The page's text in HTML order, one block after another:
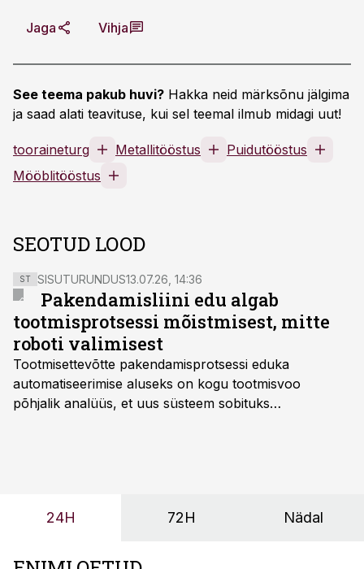
Jaga Vihja
See teema pakub huvi? Hakka neid märksõnu jälgima
ja saad alati teavituse, kui sel teemal ilmub midagi uut!
tooraineturg Metallitööstus
Puidutööstus
Mööblitööstus
SEOTUD LOOD
ST SISUTURUNDUS13.07.26, 14:36
Pakendamisliini edu algab
tootmisprotsessi mõistmisest, mitte
roboti valimisest
Tootmisettevõtte pakendamisprotsessi eduka
automatiseerimise aluseks on kogu tootmisvoo
põhjalik analüüs, et uus süsteem sobituks
OÜ tegevjuht Sander Mitendorf.
24H 72H Nädal